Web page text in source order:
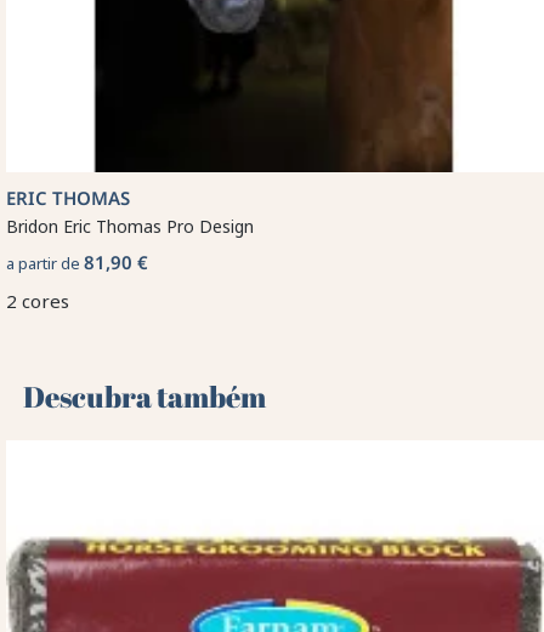
ERIC THOMAS
Bridon Eric Thomas Pro Design
a partir de 81,90 €
2 cores
Descubra também 🌻